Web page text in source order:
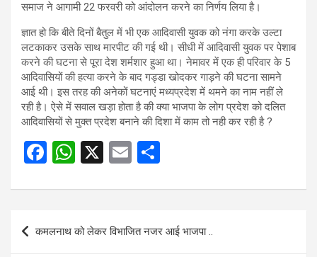
समाज ने आगामी 22 फरवरी को आंदोलन करने का निर्णय लिया है।
ज्ञात हो कि बीते दिनों बैतुल में भी एक आदिवासी युवक को नंगा करके उल्टा
लटकाकर उसके साथ मारपीट की गई थी। सीधी में आदिवासी युवक पर पेशाब
करने की घटना से पूरा देश शर्मशार हुआ था। नेमावर में एक ही परिवार के 5
आदिवासियों की हत्या करने के बाद गड्डा खोदकर गाड़ने की घटना सामने
आई थी। इस तरह की अनेकों घटनाएं मध्यप्रदेश में थमने का नाम नहीं ले
रही है। ऐसे में सवाल खड़ा होता है की क्या भाजपा के लोग प्रदेश को दलित
आदिवासियों से मुक्त प्रदेश बनाने की दिशा में काम तो नही कर रही है ?
F
ce
o
W
at
s
A
X
E
ail ar
Post
navigation
कमलनाथ को लेकर विभाजित नजर आई भाजपा ..